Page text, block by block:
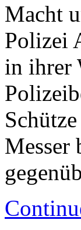
Macht
Polizei
in ihrer
Messer